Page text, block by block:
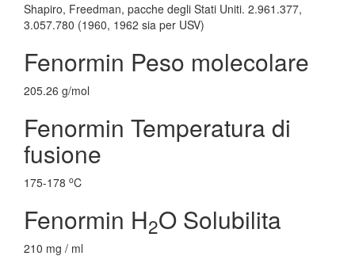
Shapiro, Freedman, pacche degli Stati Uniti. 2.961.377,
3.057.780 (1960, 1962 sia per USV)
Fenormin Peso molecolare
205.26 g/mol
Fenormin Temperatura di
fusione
175-178 oC
Fenormin H2O Solubilita
210 mg / ml